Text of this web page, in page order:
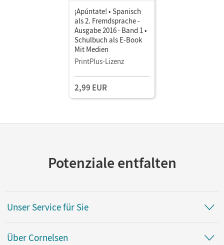
¡Apúntate! • Spanisch
als 2. Fremdsprache -
Ausgabe 2016 · Band 1 •
Schulbuch als E-Book
Mit Medien
PrintPlus-Lizenz
2,99 EUR
Potenziale entfalten
Unser Service für Sie
Über Cornelsen